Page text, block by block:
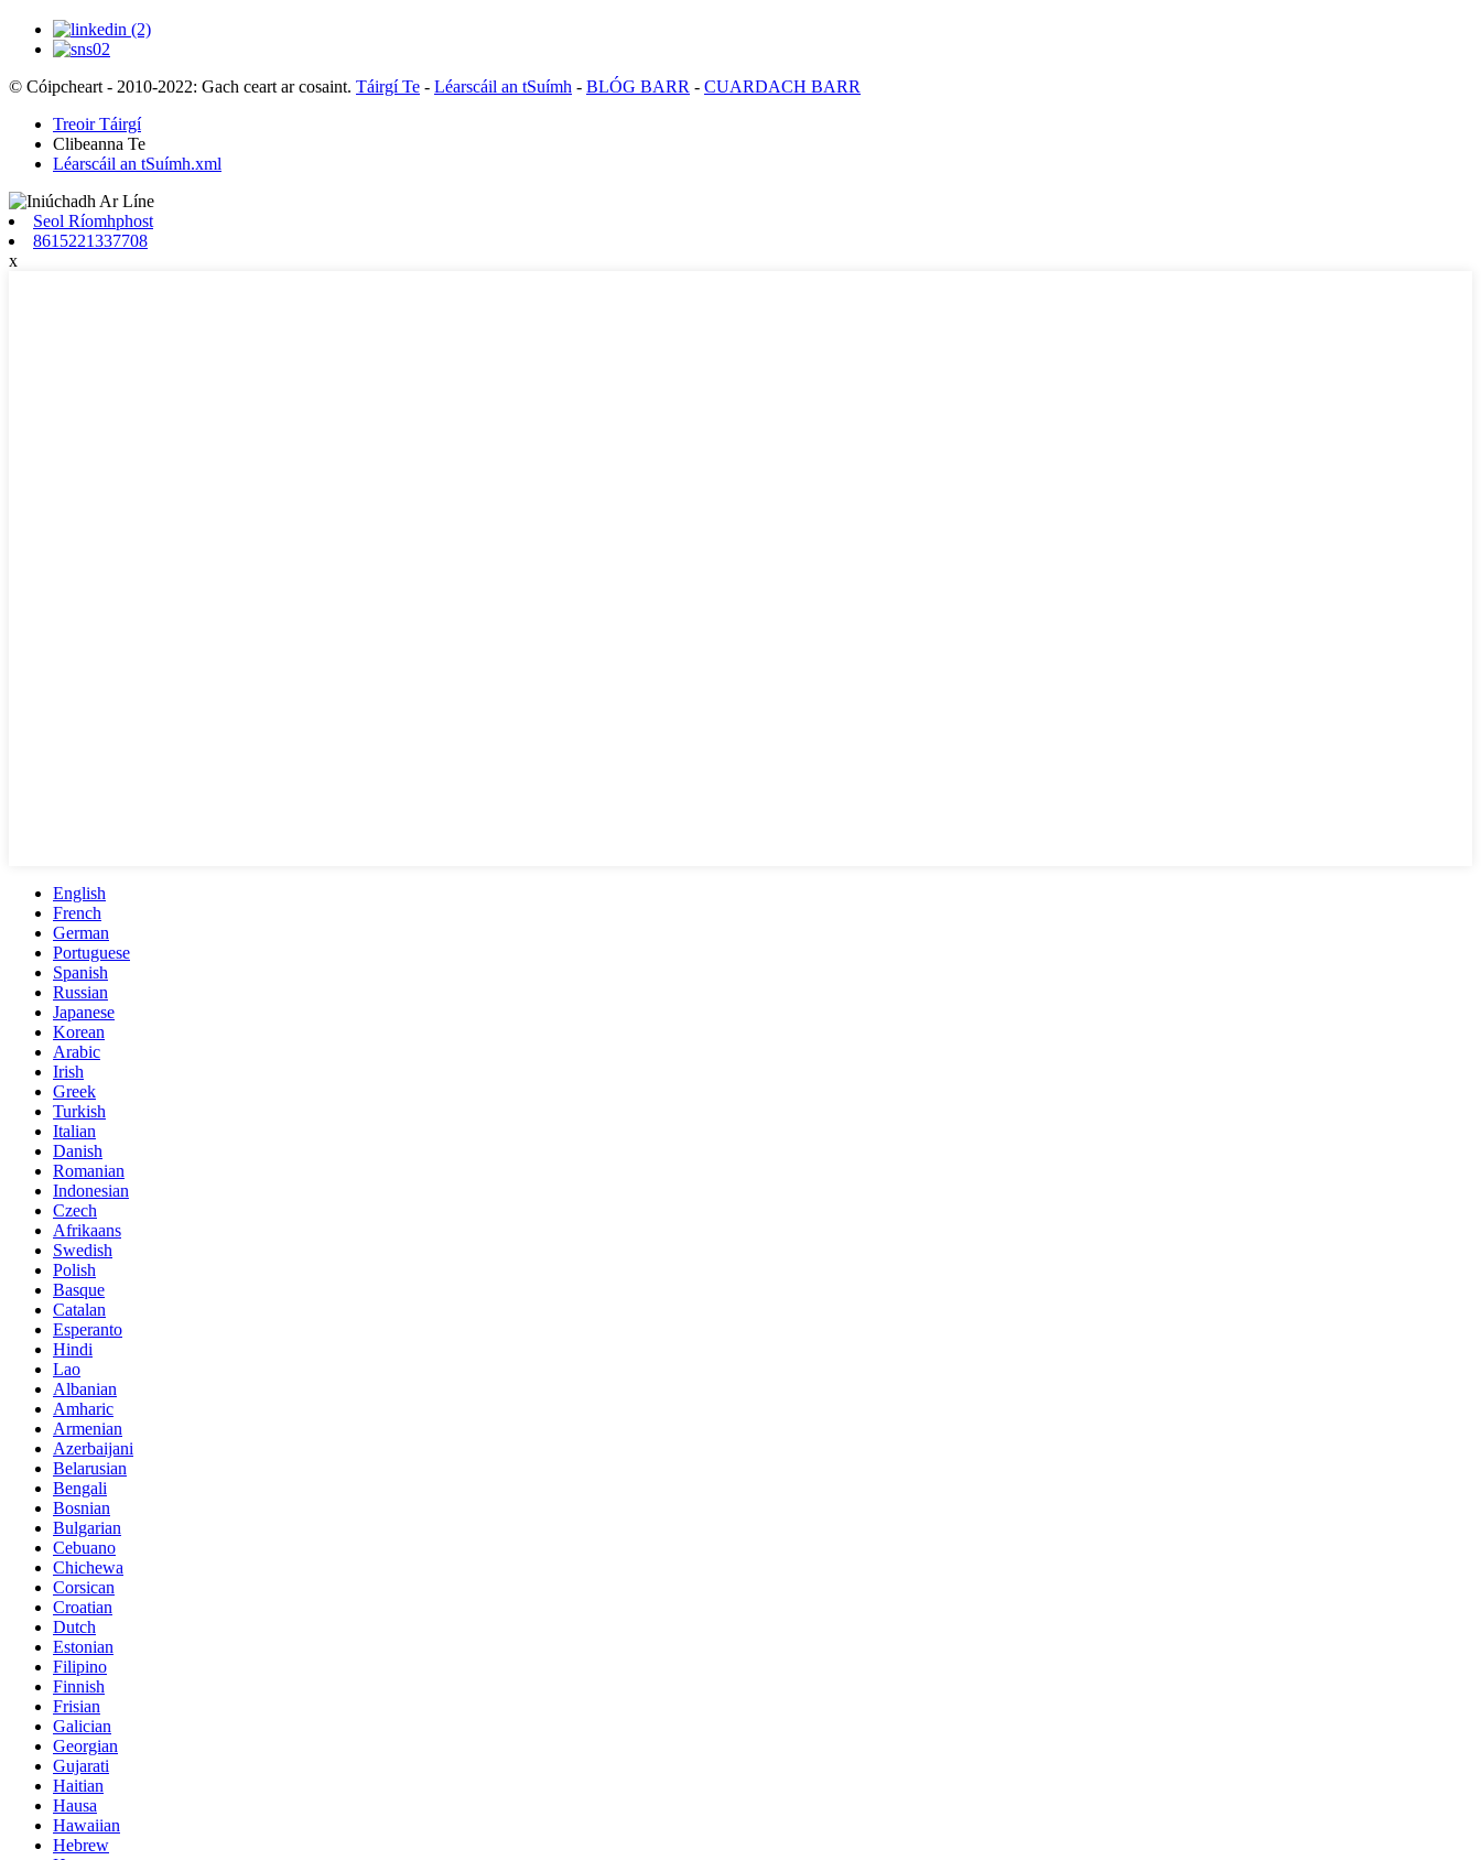
© Cóipcheart - 2010-2022: Gach ceart ar cosaint. Táirgí Te - Léarscáil an tSuímh - BLÓG BARR - CUARDACH BARR
Treoir Táirgí
Clibeanna Te
Léarscáil an tSuímh.xml
Seol Ríomhphost
8615221337708
x
English
French
German
Portuguese
Spanish
Russian
Japanese
Korean
Arabic
Irish
Greek
Turkish
Italian
Danish
Romanian
Indonesian
Czech
Afrikaans
Swedish
Polish
Basque
Catalan
Esperanto
Hindi
Lao
Albanian
Amharic
Armenian
Azerbaijani
Belarusian
Bengali
Bosnian
Bulgarian
Cebuano
Chichewa
Corsican
Croatian
Dutch
Estonian
Filipino
Finnish
Frisian
Galician
Georgian
Gujarati
Haitian
Hausa
Hawaiian
Hebrew